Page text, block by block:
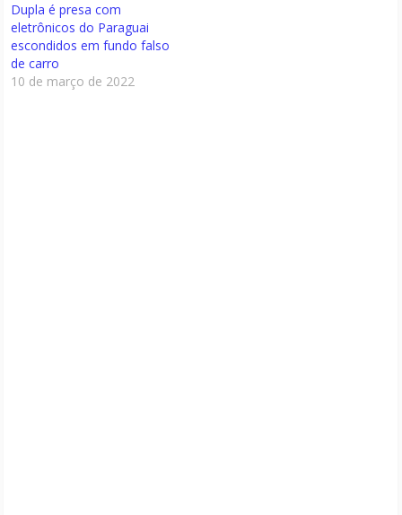
Dupla é presa com
eletrônicos do Paraguai
escondidos em fundo falso
de carro
10 de março de 2022